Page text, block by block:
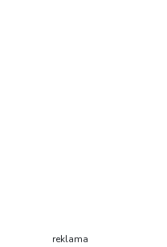
reklama